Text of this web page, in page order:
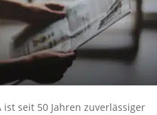
ist seit 50 Jahren zuverlässiger